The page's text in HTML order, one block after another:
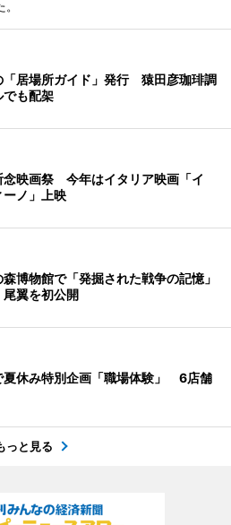
「居場所ガイド」発行 猿田彦珈琲調
でも配架
念映画祭 今年はイタリア映画「イ
ーノ」上映
博物館で「発掘された戦争の記憶」
翼を初公開
夏休み特別企画「職場体験」 6店舗
っと見る